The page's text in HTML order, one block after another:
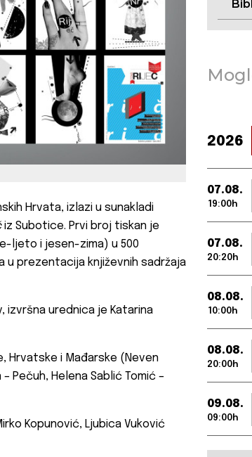
Hrvata, izlazi u sunakladi
iz Subotice. Prvi broj tiskan je
ljeto i jesen-zima) u 500
u prezentacija književnih sadržaja
izvršna urednica je Katarina
Hrvatske i Mađarske (Neven
Pečuh, Helena Sablić Tomić –
Kopunović, Ljubica Vuković
2026
07.08.
19:00h
07.08.
20:20h
08.08.
10:00h
08.08.
20:00h
09.08.
09:00h